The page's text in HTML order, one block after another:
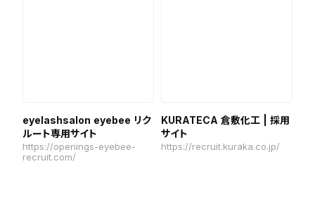
eyelashsalon eyebee リク
ルート専用サイト
https://openings-eyebee-
recruit.com/
KURATECA 倉敷化工 | 採用
サイト
https://recruit.kuraka.co.jp/